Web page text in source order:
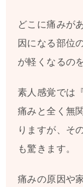
どこに痛みが
因になる部位
が軽くなるの
素人感覚では
痛みと全く無
りますが、そ
も驚きます。
痛みの原因や